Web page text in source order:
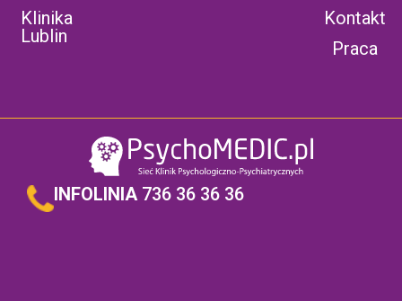
Klinika
Lublin
Kontakt
Praca
INFOLINIA 736 36 36 36